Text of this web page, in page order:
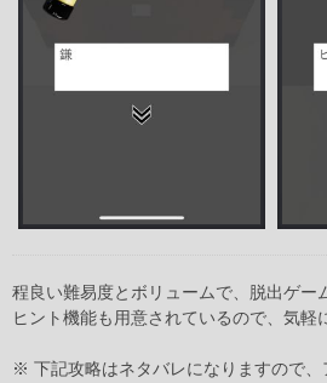
程良い難易度とボリュームで、脱出ゲー
ヒント機能も用意されているので、気軽
※ 下記攻略はネタバレになりますので